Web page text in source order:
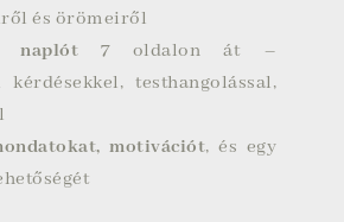
és örömeiről
naplót 7 oldalon át –
testhangolással,
motivációt, és egy